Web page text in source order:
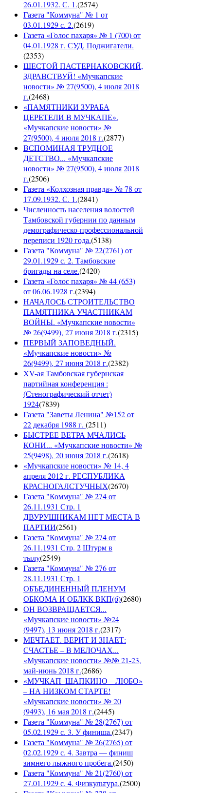
26.01.1932. С. 1.(2574)
Газета "Коммуна" № 1 от
03.01.1929 с. 2.(2619)
Газета «Голос пахаря» № 1 (700) от
04.01.1928 г. СУД. Поджигатели.
(2353)
ШЕСТОЙ ПАСТЕРНАКОВСКИЙ,
ЗДРАВСТВУЙ! «Мучкапские
новости» № 27(9500), 4 июля 2018
г.(2468)
«ПАМЯТНИКИ ЗУРАБА
ЦЕРЕТЕЛИ В МУЧКАПЕ».
«Мучкапские новости» №
27(9500), 4 июля 2018 г.(2877)
ВСПОМИНАЯ ТРУДНОЕ
ДЕТСТВО... «Мучкапские
новости» № 27(9500), 4 июля 2018
г.(2506)
Газета «Колхозная правда» № 78 от
17.09.1932. С. 1.(2841)
Численность населения волостей
Тамбовской губернии по данным
демографическо-профессиональной
переписи 1920 года.(5138)
Газета "Коммуна" № 22(2761) от
29.01.1929 с. 2. Тамбовские
бригады на селе.(2420)
Газета «Голос пахаря» № 44 (653)
от 06.06.1928 г.(2394)
НАЧАЛОСЬ СТРОИТЕЛЬСТВО
ПАМЯТНИКА УЧАСТНИКАМ
ВОЙНЫ. «Мучкапские новости»
№ 26(9499), 27 июня 2018 г.(2315)
ПЕРВЫЙ ЗАПОВЕДНЫЙ.
«Мучкапские новости» №
26(9499), 27 июня 2018 г.(2382)
XV-ая Тамбовская губернская
партийная конференция :
(Стенографический отчет)
1924(7839)
Газета "Заветы Ленина" №152 от
22 декабря 1988 г. (2511)
БЫСТРЕЕ ВЕТРА МЧАЛИСЬ
КОНИ... «Мучкапские новости» №
25(9498), 20 июня 2018 г.(2618)
«Мучкапские новости» № 14, 4
апреля 2012 г. РЕСПУБЛИКА
КРАСНОГАЛСТУЧНЫХ(2670)
Газета "Коммуна" № 274 от
26.11.1931 Стр. 1
ДВУРУШНИКАМ НЕТ МЕСТА В
ПАРТИИ(2561)
Газета "Коммуна" № 274 от
26.11.1931 Стр. 2 Штурм в
тылу(2549)
Газета "Коммуна" № 276 от
28.11.1931 Стр. 1
ОБЪЕДИНЕННЫЙ ПЛЕНУМ
ОБКОМА И ОБЛКК ВКП(б)(2680)
ОН ВОЗВРАЩАЕТСЯ...
«Мучкапские новости» №24
(9497), 13 июня 2018 г.(2317)
МЕЧТАЕТ. ВЕРИТ И ЗНАЕТ:
СЧАСТЬЕ – В МЕЛОЧАХ...
«Мучкапские новости» №№ 21-23,
май-июнь 2018 г.(2686)
«МУЧКАП–ШАПКИНО – ЛЮБО»
– НА НИЗКОМ СТАРТЕ!
«Мучкапские новости» № 20
(9493), 16 мая 2018 г.(2445)
Газета "Коммуна" № 28(2767) от
05.02.1929 с. 3. У финиша.(2347)
Газета "Коммуна" № 26(2765) от
02.02.1929 с. 4. Завтра — финиш
зимнего лыжного пробега.(2450)
Газета "Коммуна" № 21(2760) от
27.01.1929 с. 4. Физкультура.(2500)